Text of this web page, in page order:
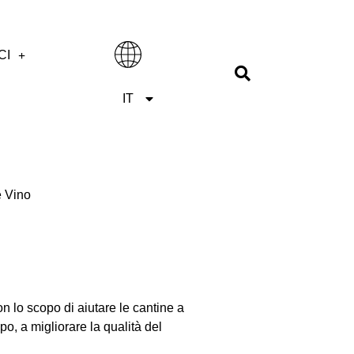
IT
EN
Vino
lo scopo di aiutare le cantine a
a migliorare la qualità del